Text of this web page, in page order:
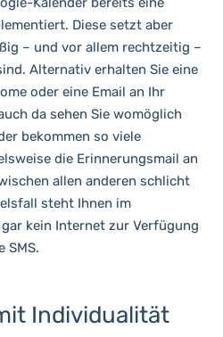
Diese setzt aber
– und vor allem rechtzeitig –
Alternativ erhalten Sie eine
oder eine Email an Ihr
da sehen Sie womöglich
bekommen so viele
die Erinnerungsmail an
allen anderen schlicht
steht Ihnen im
kein Internet zur Verfügung
SMS.
Individualität